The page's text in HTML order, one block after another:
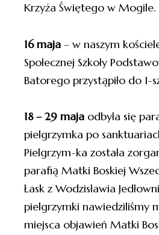
Krzyża Świętego w Mogile.
16 maja – w naszym
Społecznej Szkoły
Batorego przystąpiło do I-
18 – 29 maja odbyła się
pielgrzymka po
Pielgrzym-ka została
parafią Matki Boskiej
Łask z Wodzisławia
pielgrzymki nawiedziliśmy
miejsca objawień Matki